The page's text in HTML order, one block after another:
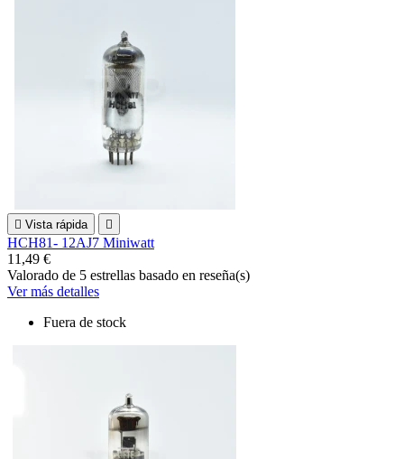
 Vista rápida 
HCH81- 12AJ7 Miniwatt
11,49 €
Valorado de 5 estrellas basado en reseña(s)
Ver más detalles
Fuera de stock